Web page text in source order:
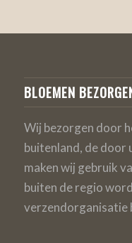
BLOEMEN
Wij bezorgen door
buitenland, de door
maken wij gebruik
buiten de regio
verzendorganisatie